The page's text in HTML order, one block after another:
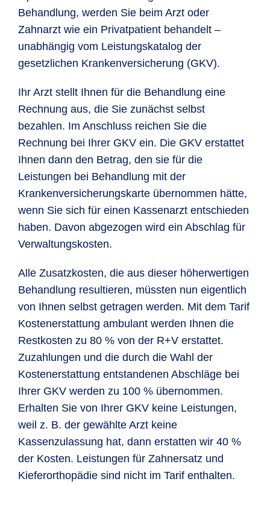
Behandlung, werden Sie beim Arzt oder
Zahnarzt wie ein Privatpatient behandelt –
unabhängig vom Leistungskatalog der
gesetzlichen Krankenversicherung (GKV).
Ihr Arzt stellt Ihnen für die Behandlung eine
Rechnung aus, die Sie zunächst selbst
bezahlen. Im Anschluss reichen Sie die
Rechnung bei Ihrer GKV ein. Die GKV erstattet
Ihnen dann den Betrag, den sie für die
Leistungen bei Behandlung mit der
Krankenversicherungskarte übernommen hätte,
wenn Sie sich für einen Kassenarzt entschieden
haben. Davon abgezogen wird ein Abschlag für
Verwaltungskosten.
Alle Zusatzkosten, die aus dieser höherwertigen
Behandlung resultieren, müssten nun eigentlich
von Ihnen selbst getragen werden. Mit dem Tarif
Kostenerstattung ambulant werden Ihnen die
Restkosten zu 80 % von der R+V erstattet.
Zuzahlungen und die durch die Wahl der
Kostenerstattung entstandenen Abschläge bei
Ihrer GKV werden zu 100 % übernommen.
Erhalten Sie von Ihrer GKV keine Leistungen,
weil z. B. der gewählte Arzt keine
Kassenzulassung hat, dann erstatten wir 40 %
der Kosten. Leistungen für Zahnersatz und
Kieferorthopädie sind nicht im Tarif enthalten.